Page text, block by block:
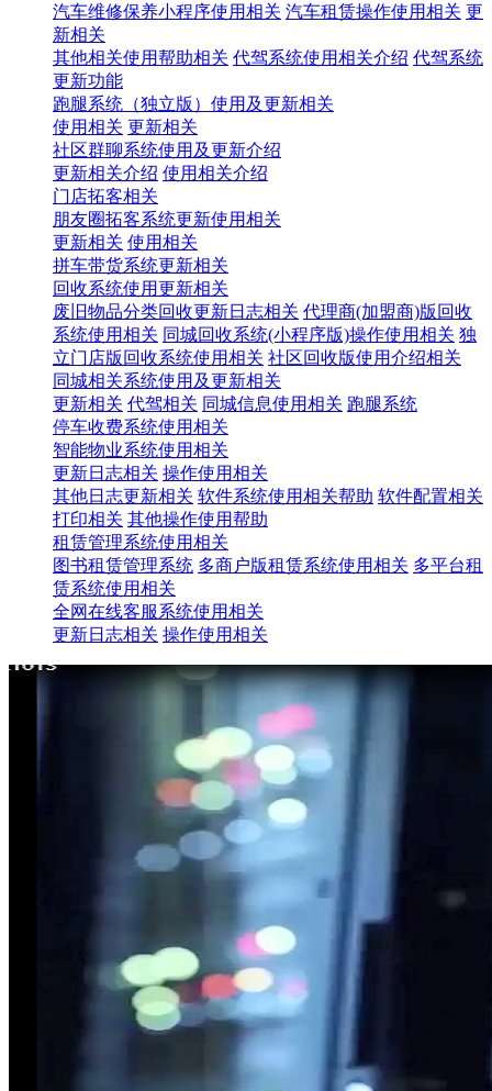
汽车维修保养小程序使用相关 汽车租赁操作使用相关 更
新相关
其他相关使用帮助相关 代驾系统使用相关介绍 代驾系统
更新功能
跑腿系统（独立版）使用及更新相关
使用相关 更新相关
社区群聊系统使用及更新介绍
更新相关介绍 使用相关介绍
门店拓客相关
朋友圈拓客系统更新使用相关
更新相关 使用相关
拼车带货系统更新相关
回收系统使用更新相关
废旧物品分类回收更新日志相关 代理商(加盟商)版回收
系统使用相关 同城回收系统(小程序版)操作使用相关 独
立门店版回收系统使用相关 社区回收版使用介绍相关
同城相关系统使用及更新相关
更新相关 代驾相关 同城信息使用相关 跑腿系统
停车收费系统使用相关
智能物业系统使用相关
更新日志相关 操作使用相关
其他日志更新相关 软件系统使用相关帮助 软件配置相关
打印相关 其他操作使用帮助
租赁管理系统使用相关
图书租赁管理系统 多商户版租赁系统使用相关 多平台租
赁系统使用相关
全网在线客服系统使用相关
更新日志相关 操作使用相关